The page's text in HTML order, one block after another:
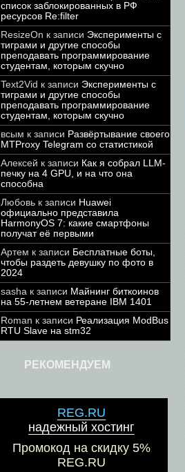
список заблокированных в РФ
ресурсов Re:filter
ResizeOn к записи Эксперименты с
тиграми и другие способы
преподавать программирование
студентам, которым скучно
Text2Vid к записи Эксперименты с
тиграми и другие способы
преподавать программирование
студентам, которым скучно
всым к записи Развёртывание своего
MTProxy Telegram со статистикой
Алексей к записи Как я собрал LLM-
печку на 4 GPU, и на что она
способна
Любовь к записи Huawei
официально представила
HarmonyOS 7: какие смартфоны
получат её первыми
Артем к записи Бесплатные боты,
чтобы раздеть девушку по фото в
2024
sasha к записи Майнинг биткоинов
на 55-летнем ветеране IBM 1401
Roman к записи Реализация ModBus
RTU Slave на stm32
РЕКОМЕНДУЕМ
REG.RU
надежный хостинг
Промокод на скидку 5%
REG.RU